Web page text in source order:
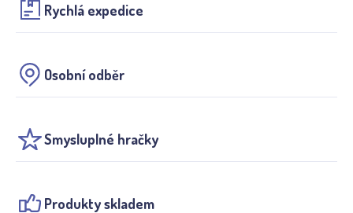
Rychlá expedice
Osobní odběr
Smysluplné hračky
Produkty skladem